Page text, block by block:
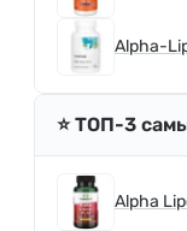
Alpha-
⭐️ ТОП-3
Alpha